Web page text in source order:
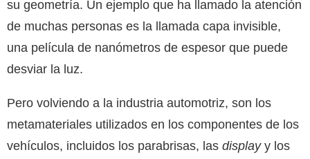
su geometría. Un ejemplo que ha llamado la atención
de muchas personas es la llamada capa invisible,
una película de nanómetros de espesor que puede
desviar la luz.
Pero volviendo a la industria automotriz, son los
metamateriales utilizados en los componentes de los
vehículos, incluidos los parabrisas, las displayy los